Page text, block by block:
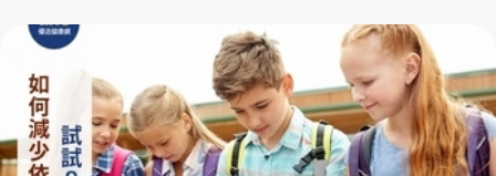
愛情依賴症的伴侶，很容易在與伴侶相處時，就傾倒很多的情緒或
生活事件，有時候讓伴侶難以招架，在關係共構的結果，伴侶開始
閃躲、延遲回應，因為在關係中感覺窒息。但對依賴的伴侶來說，
自己已經忍耐五十六小時又三十五分鐘的委屈和憋屈，為什麼只要
伴侶一點「用心」伴侶卻做不到？「自我厭惡」、「自我疏離」往
果我從小就習慣位移到別人的位置上，那我應該很習慣跟別人靠近
不是嗎？為什麼志遠和怡君他們會覺得我很遙遠呢？」端起桌上的
骨瓷藍色唐草紅茶杯，微微笑了一下，蘇青抿了一口最愛的英國
Fortnum & Mason蘋果紅茶，不疾不徐地說：「如果我們在童年期
間無法向主要照顧者表達需求，某個程度來說，就等於提早失去了